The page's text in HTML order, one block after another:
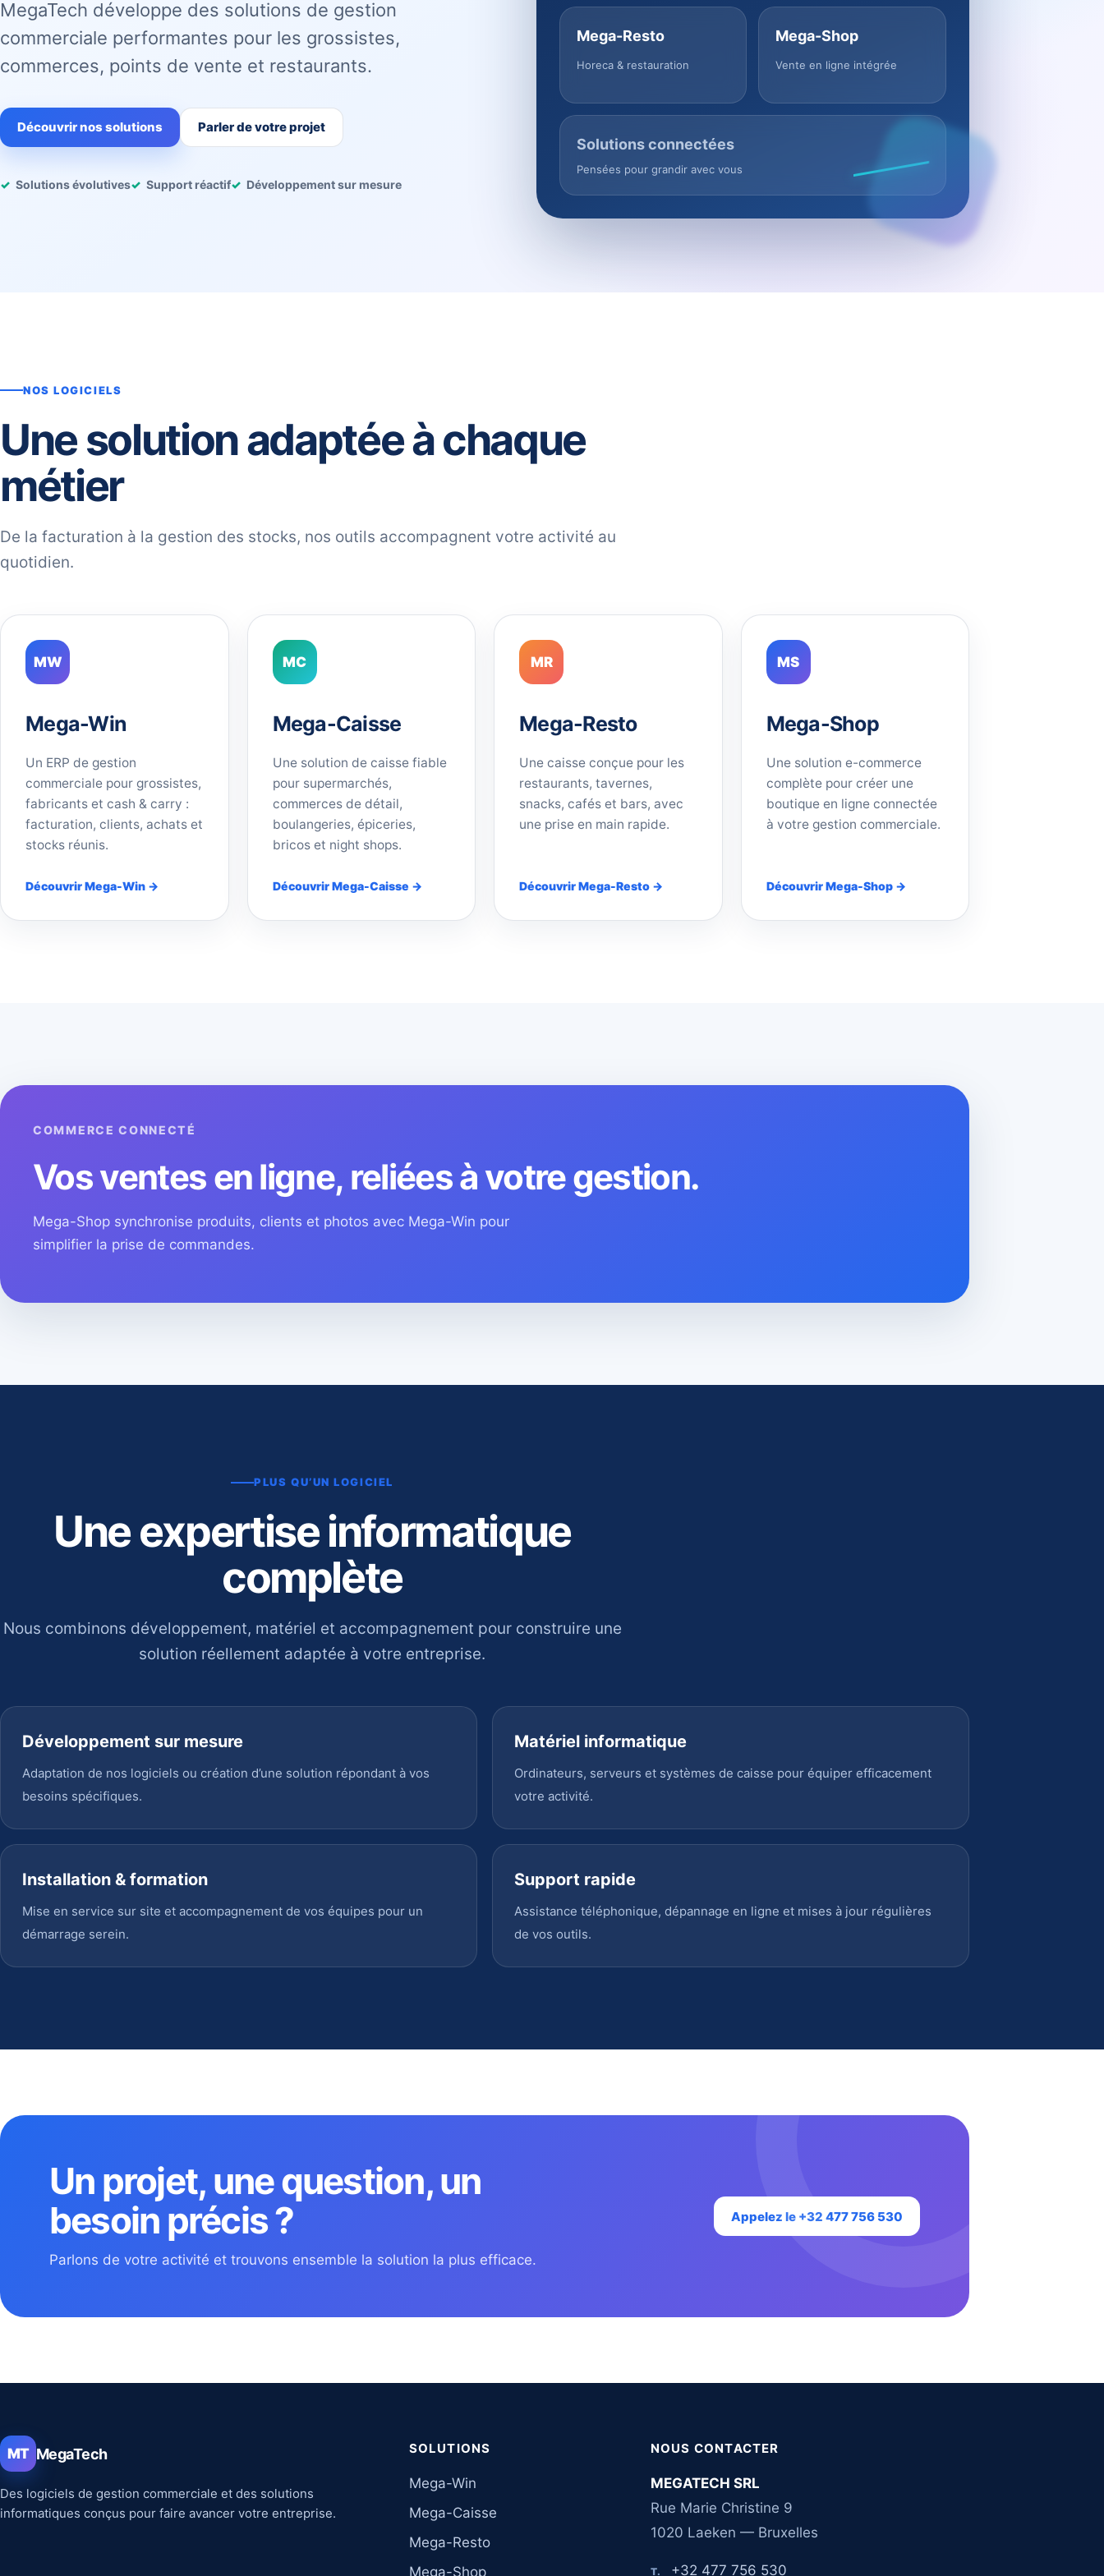
MegaTech développe des solutions de gestion
commerciale performantes pour les grossistes,
commerces, points de vente et restaurants.
Découvrir nos solutions Parler de votre projet
Solutions évolutives Support réactif Développement sur mesure
Mega-Resto
Horeca & restauration
Mega-Shop
Vente en ligne intégrée
Solutions connectées
Pensées pour grandir avec vous
NOS LOGICIELS
Une solution adaptée à chaque
métier
De la facturation à la gestion des stocks, nos outils accompagnent votre activité au
quotidien.
MW
Mega-Win
Un ERP de gestion
commerciale pour grossistes,
fabricants et cash & carry :
facturation, clients, achats et
stocks réunis.
Découvrir Mega-Win →
MC
Mega-Caisse
Une solution de caisse fiable
pour supermarchés,
commerces de détail,
boulangeries, épiceries,
bricos et night shops.
Découvrir Mega-Caisse →
MR
Mega-Resto
Une caisse conçue pour les
restaurants, tavernes,
snacks, cafés et bars, avec
une prise en main rapide.
Découvrir Mega-Resto →
MS
Mega-Shop
Une solution e-commerce
complète pour créer une
boutique en ligne connectée
à votre gestion commerciale.
Découvrir Mega-Shop →
COMMERCE CONNECTÉ
Vos ventes en ligne, reliées à votre gestion.
Mega-Shop synchronise produits, clients et photos avec Mega-Win pour
simplifier la prise de commandes.
PLUS QU’UN LOGICIEL
Une expertise informatique
complète
Nous combinons développement, matériel et accompagnement pour construire une
solution réellement adaptée à votre entreprise.
Développement sur mesure
Adaptation de nos logiciels ou création d’une solution répondant à vos
besoins spécifiques.
Matériel informatique
Ordinateurs, serveurs et systèmes de caisse pour équiper efficacement
votre activité.
Installation & formation
Mise en service sur site et accompagnement de vos équipes pour un
démarrage serein.
Support rapide
Assistance téléphonique, dépannage en ligne et mises à jour régulières
de vos outils.
Un projet, une question, un
besoin précis ?
Parlons de votre activité et trouvons ensemble la solution la plus efficace.
Appelez le +32 477 756 530
MT MegaTech
Des logiciels de gestion commerciale et des solutions
informatiques conçus pour faire avancer votre entreprise.
SOLUTIONS
Mega-Win
Mega-Caisse
Mega-Resto
Mega-Shop
NOUS CONTACTER
MEGATECH SRL
Rue Marie Christine 9
1020 Laeken — Bruxelles
T. +32 477 756 530